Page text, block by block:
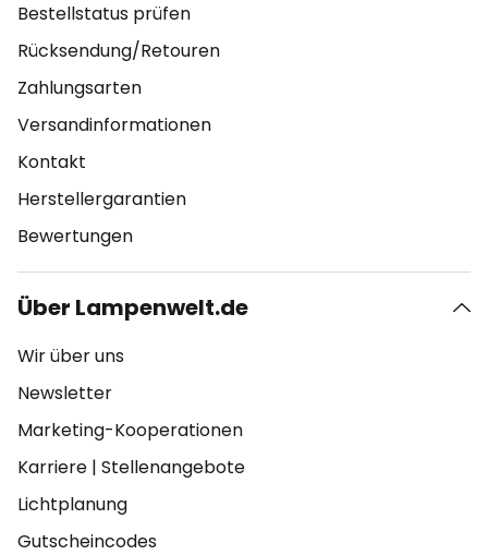
Bestellstatus prüfen
Rücksendung/Retouren
Zahlungsarten
Versandinformationen
Kontakt
Herstellergarantien
Bewertungen
Über Lampenwelt.de
Wir über uns
Newsletter
Marketing-Kooperationen
Karriere | Stellenangebote
Lichtplanung
Gutscheincodes